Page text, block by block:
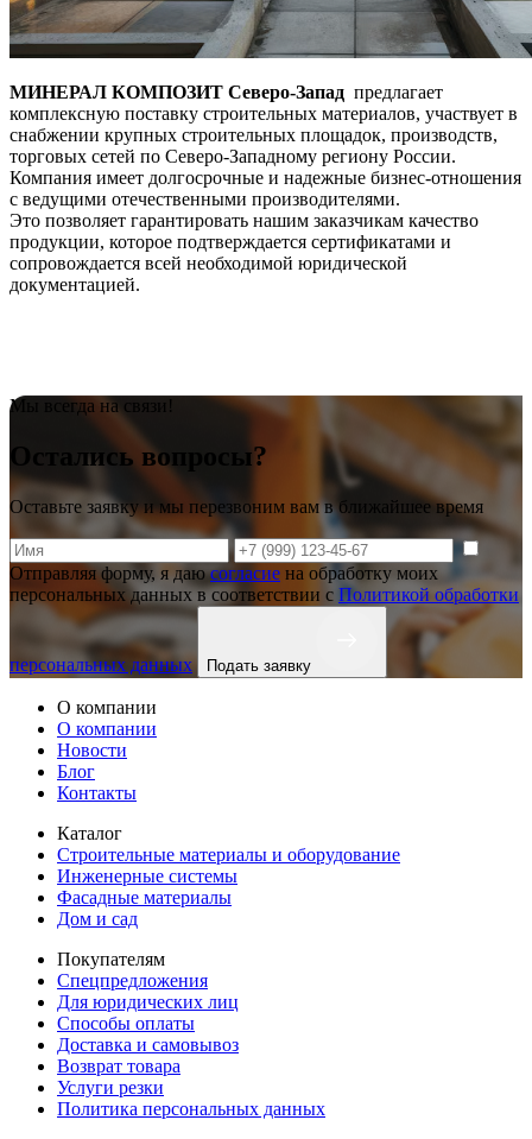
МИНЕРАЛ КОМПОЗИТ Северо-Запад предлагает
комплексную поставку строительных материалов, участвует в
снабжении крупных строительных площадок, производств,
торговых сетей по Северо-Западному региону России.
Компания имеет долгосрочные и надежные бизнес-отношения
с ведущими отечественными производителями.
Это позволяет гарантировать нашим заказчикам качество
продукции, которое подтверждается сертификатами и
сопровождается всей необходимой юридической
документацией.
Мы всегда на связи!
Остались вопросы?
Оставьте заявку и мы перезвоним вам в ближайшее время
Отправляя форму, я даюсогласие на обработку моих
персональных данных в соответствии с Политикой обработки
персональных данных Подать заявку
О компании
О компании
Новости
Блог
Контакты
Каталог
Строительные материалы и оборудование
Инженерные системы
Фасадные материалы
Дом и сад
Покупателям
Спецпредложения
Для юридических лиц
Способы оплаты
Доставка и самовывоз
Возврат товара
Услуги резки
Политика персональных данных